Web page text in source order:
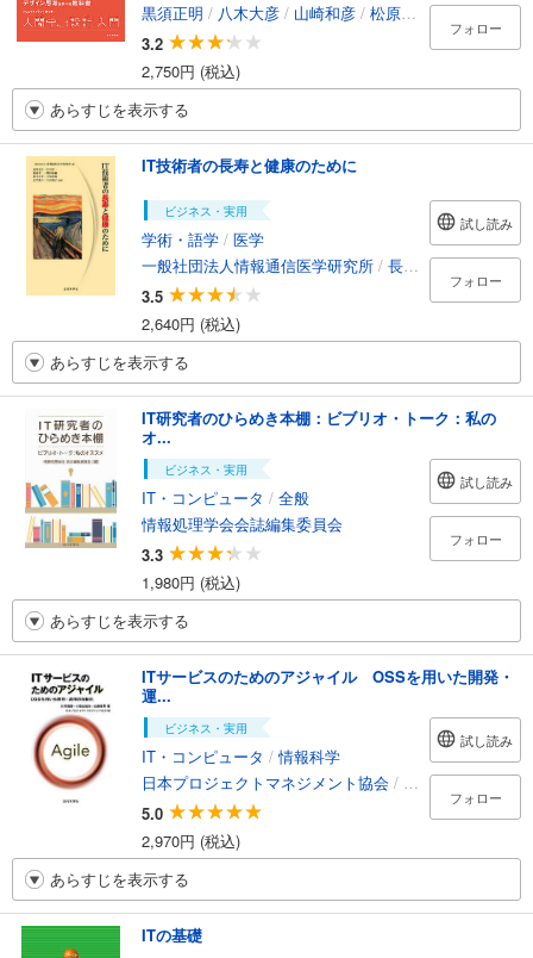
黒須正明 / 八木大彦 / 山崎和彦 / 松原幸行 /竹内公啓
3.2
2,750円 (税込)
フォロー
あらすじを表示する
IT技術者の長寿と健康のために
ビジネス・実用
学術・語学 / 医学
一般社団法人情報通信医学研究所 / 長野宏宣 /中川晋一
3.5
2,640円 (税込)
試し読み
フォロー
あらすじを表示する
IT研究者のひらめき本棚：ビブリオ・トーク：私の
オ...
ビジネス・実用
IT・コンピュータ / 全般
情報処理学会会誌編集委員会
3.3
1,980円 (税込)
試し読み
フォロー
あらすじを表示する
ITサービスのためのアジャイル OSSを用いた開発・
運...
ビジネス・実用
IT・コンピュータ /情報科学
日本プロジェクトマネジメント協会 / 片岡雅憲/小原由
5.0
2,970円 (税込)
試し読み
フォロー
あらすじを表示する
ITの基礎